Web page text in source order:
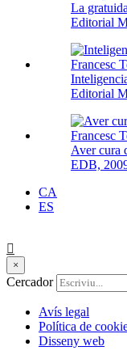
La
Editorial
Editorial
Aver cura
EDB,
CA
ES
×
Cercador
Avís legal
Política de
Disseny web